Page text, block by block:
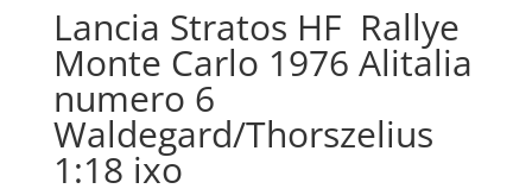
Lancia Stratos HF Rallye
Monte Carlo 1976 Alitalia
numero 6
Waldegard/Thorszelius
1:18 ixo